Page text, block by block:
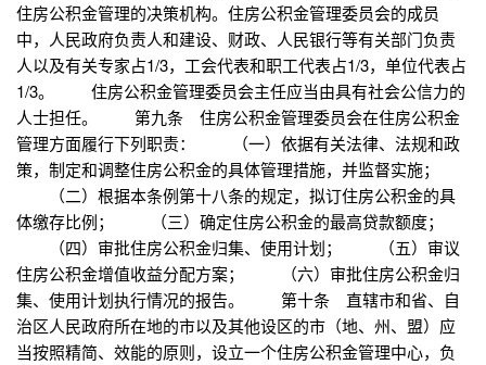
住房公积金管理的决策机构。住房公积金管理委员会的成员
中，人民政府负责人和建设、财政、人民银行等有关部门负责
人以及有关专家占1/3，工会代表和职工代表占1/3，单位代表占
1/3。 住房公积金管理委员会主任应当由具有社会公信力的
人士担任。 第九条 住房公积金管理委员会在住房公积金
管理方面履行下列职责： （一）依据有关法律、法规和政
策，制定和调整住房公积金的具体管理措施，并监督实施；
（二）根据本条例第十八条的规定，拟订住房公积金的具
体缴存比例； （三）确定住房公积金的最高贷款额度；
（四）审批住房公积金归集、使用计划； （五）审议
住房公积金增值收益分配方案； （六）审批住房公积金归
集、使用计划执行情况的报告。 第十条 直辖市和省、自
治区人民政府所在地的市以及其他设区的市（地、州、盟）应
当按照精简、效能的原则，设立一个住房公积金管理中心，负